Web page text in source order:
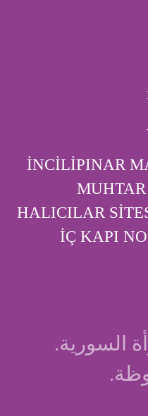
İNCİLİPINAR
HALICILAR
İÇ KAPI
السورية.